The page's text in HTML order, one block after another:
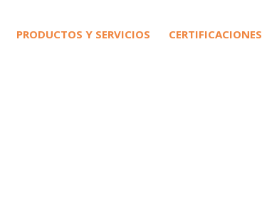
PRODUCTOS Y SERVICIOS CERTIFICACIONES